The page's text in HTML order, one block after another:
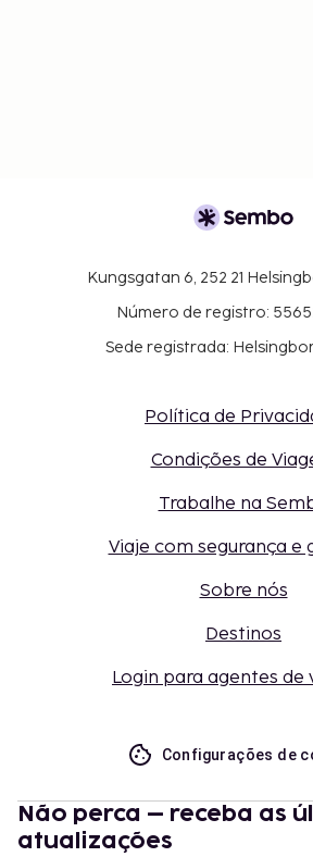
Kungsgatan 6, 252 21
Número de registro:
Sede registrada:
Política de
Condições de
Trabalhe na
Viaje com segurança e
Sobre nós
Destinos
Login para agentes de
Configurações de
Não perca – receba as
atualizações